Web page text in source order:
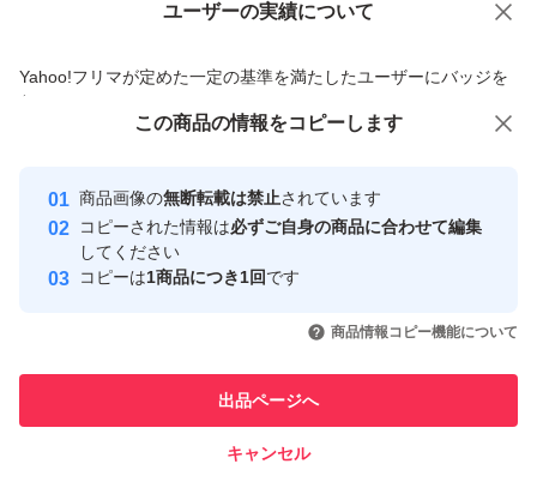
賞味期限2026.9
ユーザーの実績について
Yahoo!フリマが定めた一定の基準を満たしたユーザーにバッジを
付与しています
安心取引出品者
心・安全なユーザーです
取引実績
引を完了させた実績があります
での取引実績があります
価格の相談 商品への質問
この商品の情報をコピーします
商品画像の無断転載は禁止されています
コピーされた情報は必ずご自身の商品に合わせて編集
してください
コピーは1商品につき1回です
商品情報コピー機能について
出品ページへ
キャンセル
この商品をみている人にオススメ